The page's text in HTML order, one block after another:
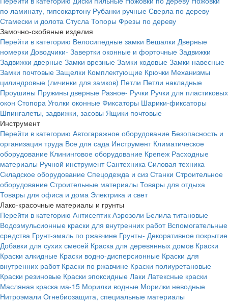
по ламинату, гипсокартону Рубанки ручные Сверла по дереву
Стамески и долота Стусла Топоры Фрезы по дереву
Замочно-скобяные изделия
Перейти в категорию Велосипедные замки Вешалки Дверные
номерки Доводчики- Завертки оконные и форточные Задвижки
Задвижки дверные Замки врезные Замки кодовые Замки навесные
Замки почтовые Защелки Комплектующие Крючки Механизмы
цилиндровые (личинки для замков) Петли Петли накладные
Проушины Пружины дверные Разное- Ручки Ручки для пластиковых
окон Стопора Уголки оконные Фиксаторы Шарики-фиксаторы
Шпингалеты, задвижки, засовы Ящики почтовые
Инструмент
Перейти в категорию Автогаражное оборудование Безопасность и
организация труда Все для сада Инструмент Климатическое
оборудование Клининговое оборудование Крепеж Расходные
материалы Ручной инструмент Сантехника Силовая техника
Складское оборудование Спецодежда и сиз Станки Строительное
оборудование Строительные материалы Товары для отдыха
Товары для офиса и дома Электрика и свет
Лако-красочные материалы и грунты
Перейти в категорию Антисептик Аэрозоли Белила титановые
Водоэмульсионные краски для внутренних работ Вспомогательные
средства Грунт-эмаль по ржавчине Грунты- Декоративное покрытие
Добавки для сухих смесей Краска для деревянных домов Краски
Краски алкидные Краски водно-дисперсионные Краски для
внутренних работ Краски по ржавчине Краски полиуретановые
Краски резиновые Краски эпоксидные Лаки Латексные краски
Масляная краска ма-15 Морилки водные Морилки неводные
Нитроэмали Огнебиозащита, специальные материалы